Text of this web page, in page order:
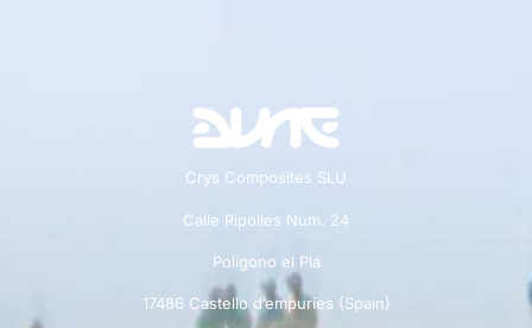
Crys Composites SLU
Calle Ripolles Num. 24
Polígono el Pla
17486 Castello d’empuries (Spain)